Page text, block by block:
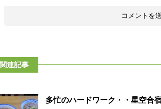
関連記事
多忙のハードワーク・・星空合